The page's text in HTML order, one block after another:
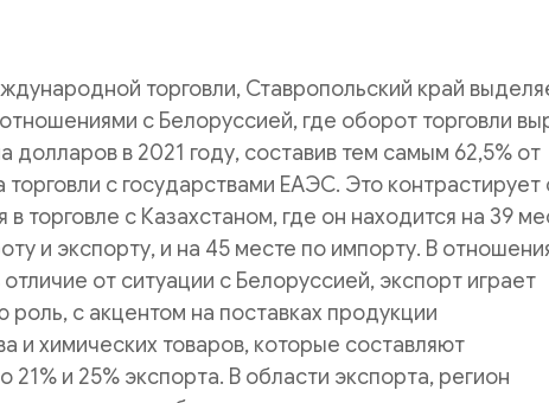
торговли, Ставропольский край
с Белоруссией, где оборот торговли
долларов в 2021 году, составив тем самым 62,5% от
с государствами ЕАЭС. Это контрастирует
в торговле с Казахстаном, где он находится на 39
и экспорту, и на 45 месте по импорту. В
от ситуации с Белоруссией, экспорт играет
с акцентом на поставках продукции
и химических товаров, которые составляют
21% и 25% экспорта. В области экспорта, регион